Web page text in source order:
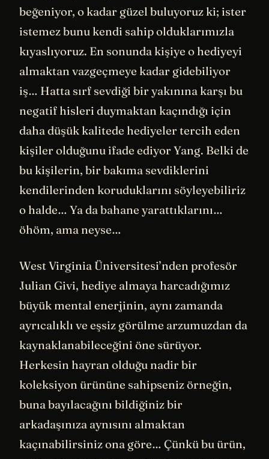
beğeniyor, o kadar güzel buluyoruz ki; ister
istemez bunu kendi sahip olduklarımızla
kıyaslıyoruz. En sonunda kişiye o hediyeyi
almaktan vazgeçmeye kadar gidebiliyor
iş… Hatta sırf sevdiği bir yakınına karşı bu
negatif hisleri duymaktan kaçındığı için
daha düşük kalitede hediyeler tercih eden
kişiler olduğunu ifade ediyor Yang. Belki de
bu kişilerin, bir bakıma sevdiklerini
kendilerinden koruduklarını söyleyebiliriz
o halde… Ya da bahane yarattıklarını…
öhöm, ama neyse…
West Virginia Üniversitesi’nden profesör
Julian Givi, hediye almaya harcadığımız
büyük mental enerjinin, aynı zamanda
ayrıcalıklı ve eşsiz görülme arzumuzdan da
kaynaklanabileceğini öne sürüyor.
Herkesin hayran olduğu nadir bir
koleksiyon ürününe sahipseniz örneğin,
buna bayılacağını bildiğiniz bir
arkadaşınıza aynısını almaktan
kaçınabilirsiniz ona göre… Çünkü bu ürün,